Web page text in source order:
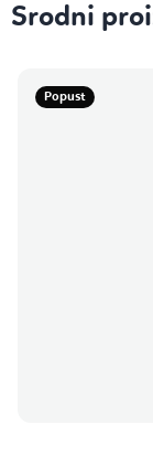
Srodni
Popust